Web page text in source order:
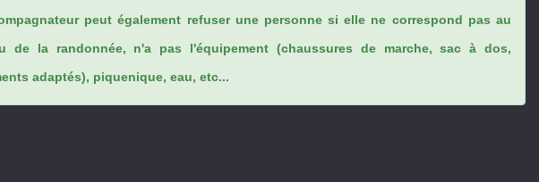
peut également refuser une personne si elle ne correspond pas au
de la randonnée, n'a pas l'équipement (chaussures de marche, sac à dos,
adaptés), piquenique, eau, etc...